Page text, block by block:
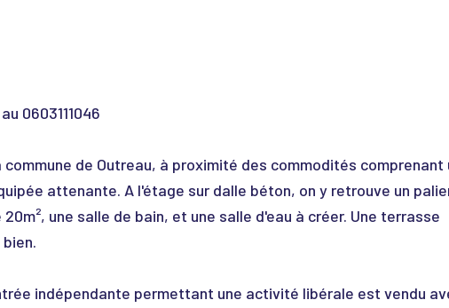
0603111046
de Outreau, à proximité des commodités comprenant
attenante. A l'étage sur dalle béton, on y retrouve un
une salle de bain, et une salle d'eau à créer. Une terrasse
indépendante permettant une activité libérale est vendu